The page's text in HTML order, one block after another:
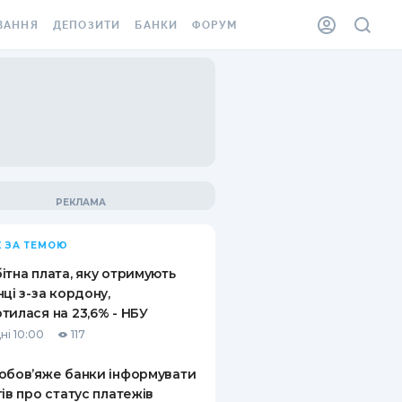
ВІНЬЄТКА
ВІД
ВИПАДКІВ
ДЕПОЗИТИ
ПИТАННЯ ТА ВІДПОВІДІ
ПУТІВНИКИ ПО
ЗАОЩАДЖЕННЯМ
БАНКИ ФОРУМ
ЗА ТЕМОЮ
плата, яку отримують
з-за кордону,
на 23,6% - НБУ
10:00 117
банки інформувати
про статус платежів